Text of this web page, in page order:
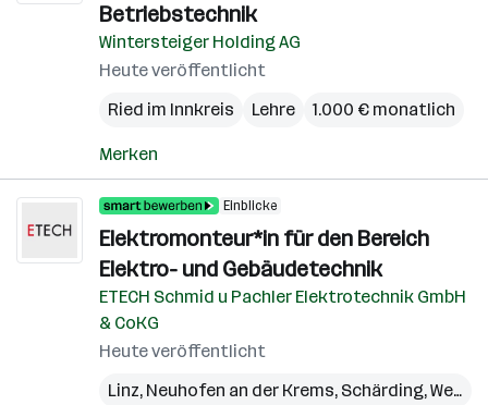
Betriebstechnik
Wintersteiger Holding AG
Heute veröffentlicht
Ried im Innkreis
Lehre 1.000 € monatlich
Merken
Einblicke
Elektromonteur*in für den Bereich
Elektro- und Gebäudetechnik
ETECH Schmid u Pachler Elektrotechnik GmbH
& CoKG
Heute veröffentlicht
Linz, Neuhofen an der Krems, Schärding,Wels